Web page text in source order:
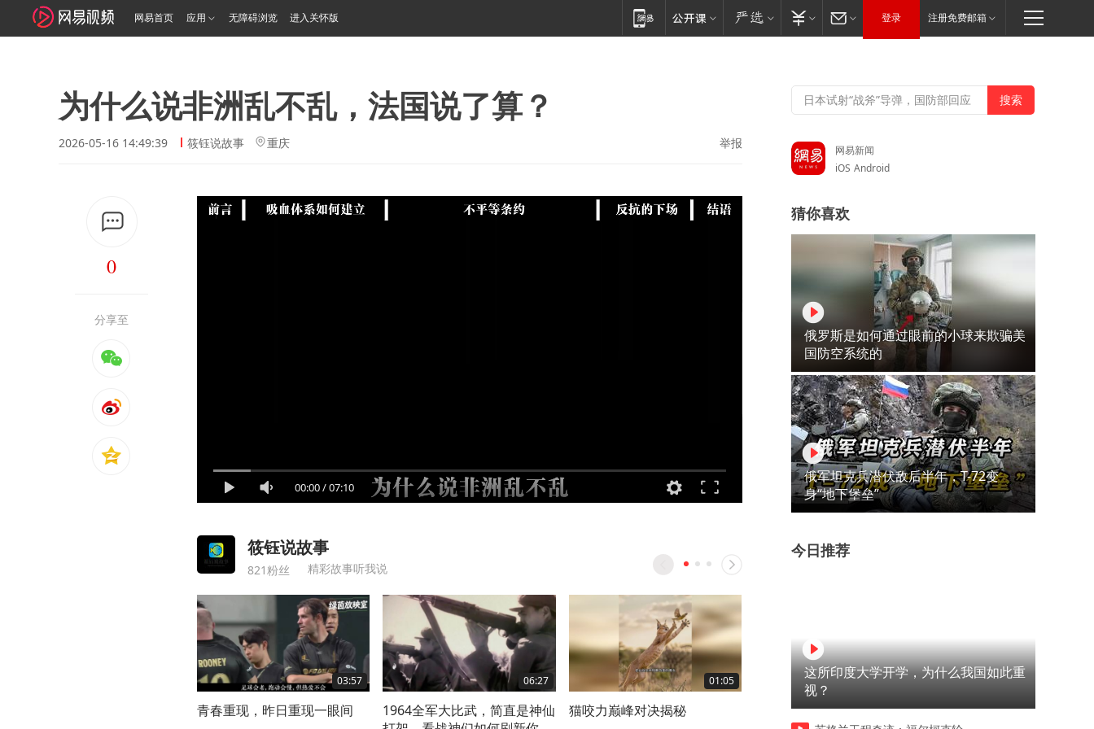
网易首页 应用 无障碍浏览 进入关怀版 登录 注册免费邮箱
为什么说非洲乱不乱，法国说了算？
2026-05-16 14:49:39 筱钰说故事 重庆 举报
0
分享至
00:00/07:10
筱钰说故事
821粉丝 精彩故事听我说
03:57
青春重现，昨日重现一眼间
06:27
1964全军大比武，简直是神仙
01:05
猫咬力巅峰对决揭秘
03:25
了解一个机车小知识：高速路
全球步枪盘点：各国经典制
网易新闻
iOS Android
猜你喜欢
俄罗斯是如何通过眼前的小球来欺骗美
国防空系统的
俄军坦克兵潜伏敌后半年，T-72变
身“地下堡垒”
今日推荐
这所印度大学开学，为什么我国如此重
视？